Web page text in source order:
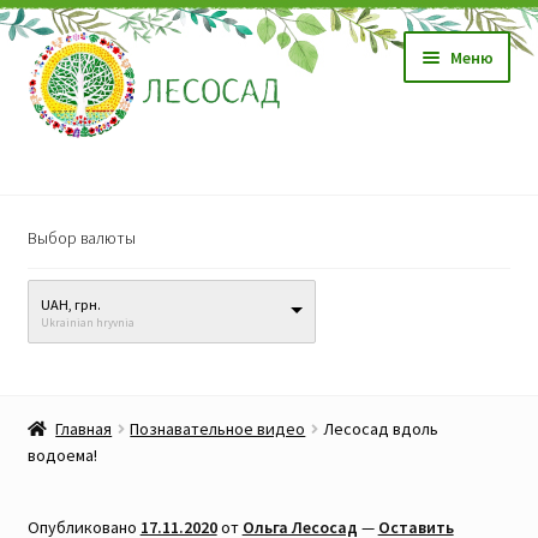
Перейти
к
навигации
Перейти
к
содержимому
Меню
Саженцы
Семена
Прайс-лист
Выбор валюты
UAH, грн.
Ukrainian hryvnia
Главная Познавательное видео
Лесосад вдоль
водоема!
Опубликовано 17.11.2020от Ольга Лесосад — Оставить